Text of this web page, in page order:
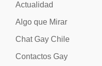
Actualidad
Algo que Mirar
Chat Gay Chile
Contactos Gay